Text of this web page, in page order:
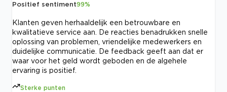
Positief sentiment99%
Klanten geven herhaaldelijk een betrouwbare en
kwalitatieve service aan. De reacties benadrukken snelle
oplossing van problemen, vriendelijke medewerkers en
duidelijke communicatie. De feedback geeft aan dat er
waar voor het geld wordt geboden en de algehele
ervaring is positief.
Sterke punten